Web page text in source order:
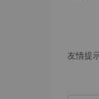
友情提